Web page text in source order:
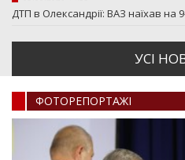
ДТП в Олександрії: ВАЗ наїхав на
УСI
ФОТОРЕПОРТАЖI